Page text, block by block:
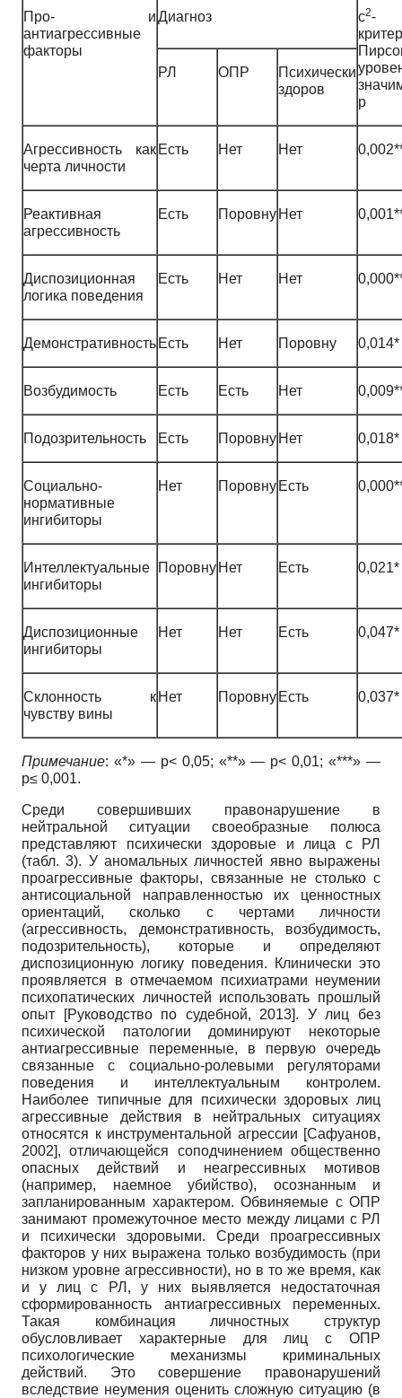
Про- и
антиагрессивные
факторы
Диагноз c2-
p
РЛ ОПР
Психически
здоров
Агрессивность как
черта личности
Есть Нет Нет
Реактивная
агрессивность
Есть Поровну Нет
Диспозиционная
логика поведения
Есть Нет Нет
Демонстративность Есть Нет Поровну 0,014*
Возбудимость Есть Есть Нет
Подозрительность Есть Поровну Нет 0,018*
Социально-
нормативные
ингибиторы
Нет Поровну Есть
Интеллектуальные
ингибиторы
Поровну Нет Есть 0,021*
Диспозиционные
ингибиторы
Нет Нет Есть 0,047*
Склонность к
чувству вины
Нет Поровну Есть 0,037*
Примечание: «*» — p< 0,05; «**» — p< 0,01; «***» —
p≤ 0,001.
Среди совершивших правонарушение в
нейтральной ситуации своеобразные полюса
представляют психически здоровые и лица с РЛ
(табл. 3). У аномальных личностей явно выражены
проагрессивные факторы, связанные не столько с
антисоциальной направленностью их ценностных
ориентаций, сколько с чертами личности
(агрессивность, демонстративность, возбудимость,
подозрительность), которые и определяют
диспозиционную логику поведения. Клинически это
проявляется в отмечаемом психиатрами неумении
психопатических личностей использовать прошлый
опыт
[Руководство по судебной, 2013]. У лиц без
психической патологии доминируют некоторые
антиагрессивные переменные, в первую очередь
связанные с социально-ролевыми регуляторами
поведения и интеллектуальным контролем.
Наиболее типичные для психически здоровых лиц
агрессивные действия в нейтральных ситуациях
относятся к инструментальной агрессии [Сафуанов,
2002], отличающейся соподчинением общественно
опасных действий и неагрессивных мотивов
(например, наемное убийство), осознанным и
запланированным характером. Обвиняемые с ОПР
занимают промежуточное место между лицами с РЛ
и психически здоровыми. Среди проагрессивных
факторов у них выражена только возбудимость (при
низком уровне агрессивности), но в то же время, как
и у лиц с РЛ, у них выявляется недостаточная
сформированность антиагрессивных переменных.
Такая комбинация личностных структур
обусловливает характерные для лиц с ОПР
психологические механизмы криминальных
действий. Это совершение правонарушений
вследствие неумения оценить сложную ситуацию (в